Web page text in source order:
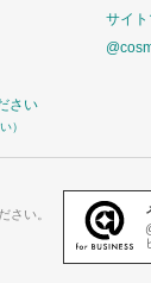
さい
）
サイ
さい。